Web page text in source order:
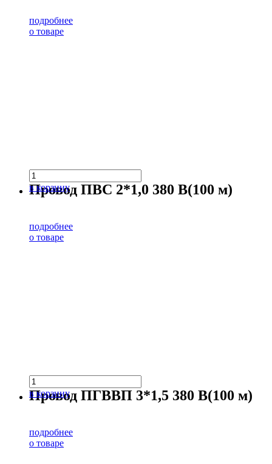
подробнее
о товаре
в корзину
Провод ПВС 2*1,0 380 В(100 м)
подробнее
о товаре
в корзину
Провод ПГВВП 3*1,5 380 В(100 м)
подробнее
о товаре